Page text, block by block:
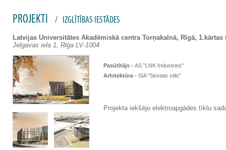
PROJEKTI / IZGLĪTĪBAS IESTĀDES
Latvijas Universitātes Akadēmiskā centra Torņakalnā, Rīgā,
Jelgavas iela 1, Rīga LV-1004
Pasūtītājs - AS "LNK Industries"
Arhitektūra - SIA "Sestais stils"
Projekta iekšējo elektroapgādes tīklu